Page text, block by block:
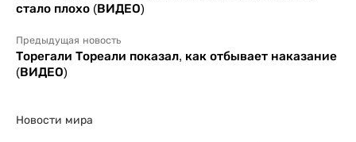
стало плохо (ВИДЕО)
Предыдущая новость
Торегали Тореали показал, как отбывает наказание
(ВИДЕО)
Новости мира